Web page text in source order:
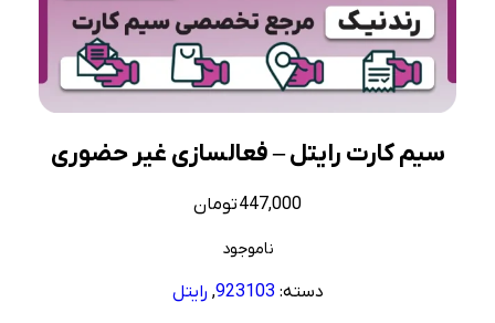
سیم کارت رایتل – فعالسازی غیر حضوری
447,000تومان
ناموجود
دسته: 923103
, رایتل